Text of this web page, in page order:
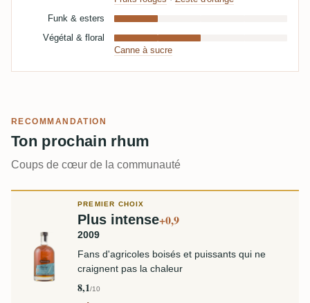
Funk & esters
Végétal & floral
Canne à sucre
RECOMMANDATION
Ton prochain rhum
Coups de cœur de la communauté
PREMIER CHOIX
Plus intense+0,9
2009
Fans d'agricoles boisés et puissants qui ne
craignent pas la chaleur
8,1/10